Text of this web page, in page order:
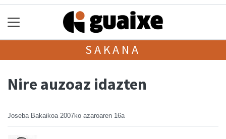
SAKANA
Nire auzoaz idazten
Joseba Bakaikoa 2007ko azaroaren 16a